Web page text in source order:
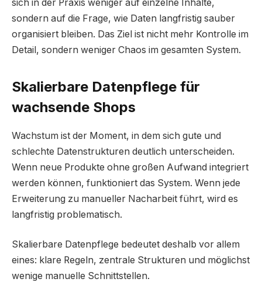
sich in der Praxis weniger auf einzelne Inhalte,
sondern auf die Frage, wie Daten langfristig sauber
organisiert bleiben. Das Ziel ist nicht mehr Kontrolle im
Detail, sondern weniger Chaos im gesamten System.
Skalierbare Datenpflege für
wachsende Shops
Wachstum ist der Moment, in dem sich gute und
schlechte Datenstrukturen deutlich unterscheiden.
Wenn neue Produkte ohne großen Aufwand integriert
werden können, funktioniert das System. Wenn jede
Erweiterung zu manueller Nacharbeit führt, wird es
langfristig problematisch.
Skalierbare Datenpflege bedeutet deshalb vor allem
eines: klare Regeln, zentrale Strukturen und möglichst
wenige manuelle Schnittstellen.